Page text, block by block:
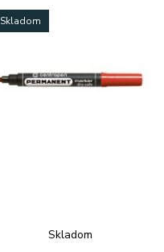
Skladom
Skladom